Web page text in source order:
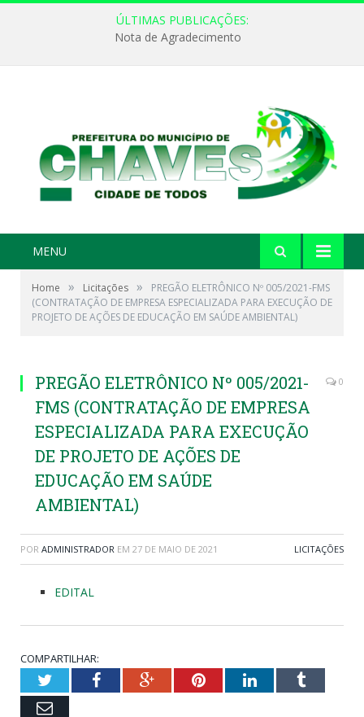
ÚLTIMAS PUBLICAÇÕES:
Nota de Agradecimento
MENU
Home » Licitações »
PREGÃO ELETRÔNICO Nº 005/2021-FMS
(CONTRATAÇÃO DE EMPRESA ESPECIALIZADA PARA EXECUÇÃO DE
PROJETO DE AÇÕES DE EDUCAÇÃO EM SAÚDE AMBIENTAL)
PREGÃO ELETRÔNICO Nº 005/2021-
FMS (CONTRATAÇÃO DE EMPRESA
ESPECIALIZADA PARA EXECUÇÃO
DE PROJETO DE AÇÕES DE
EDUCAÇÃO EM SAÚDE
AMBIENTAL)
0
POR ADMINISTRADOR EM 27 DE MAIO DE 2021 LICITAÇÕES
EDITAL
COMPARTILHAR:
TwitterFacebookGoogle+PinterestLinkedInTumblr
Email